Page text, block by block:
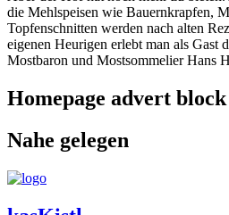
die Mehlspeisen wie Bauernkrapfen,
Topfenschnitten werden nach alten
eigenen Heurigen erlebt man als Gast
Mostbaron und Mostsommelier Hans
Homepage advert block
Nahe gelegen